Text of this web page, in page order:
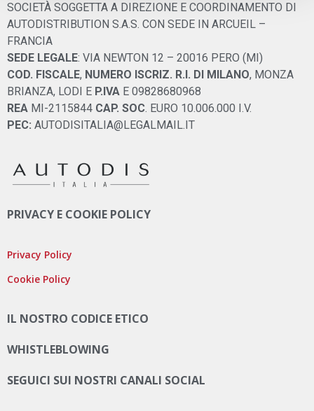
SOCIETÀ SOGGETTA A DIREZIONE E COORDINAMENTO DI
AUTODISTRIBUTION S.A.S. CON SEDE IN ARCUEIL –
FRANCIA
SEDE LEGALE: VIA NEWTON 12 – 20016 PERO (MI)
COD. FISCALE, NUMERO ISCRIZ. R.I. DI MILANO, MONZA
BRIANZA, LODI E P.IVA E 09828680968
REA MI-2115844 CAP. SOC. EURO 10.006.000 I.V.
PEC: AUTODISITALIA@LEGALMAIL.IT
PRIVACY E COOKIE POLICY
Privacy Policy
Cookie Policy
IL NOSTRO CODICE ETICO
WHISTLEBLOWING
SEGUICI SUI NOSTRI CANALI SOCIAL